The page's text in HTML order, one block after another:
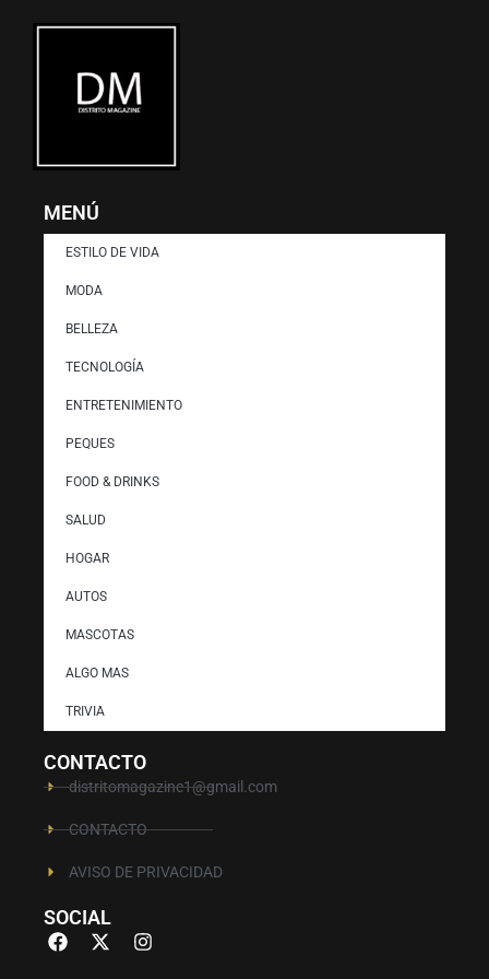
MENÚ
ESTILO DE VIDA
MODA
BELLEZA
TECNOLOGÍA
ENTRETENIMIENTO
PEQUES
FOOD & DRINKS
SALUD
HOGAR
AUTOS
MASCOTAS
ALGO MAS
TRIVIA
CONTACTO
distritomagazine1@gmail.com
CONTACTO
AVISO DE PRIVACIDAD
SOCIAL